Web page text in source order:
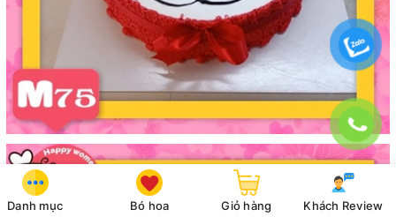
Danh mục Bó hoa Giỏ hàng Khách Review